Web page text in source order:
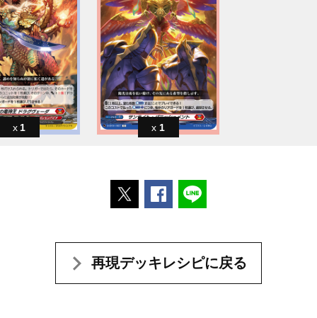
1 1
ポストするFacebookでシェアする
再現デッキレシピに戻る